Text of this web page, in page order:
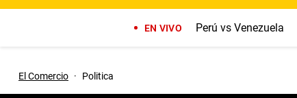
EN VIVO Perú vs Venezuela
El Comercio · Politica